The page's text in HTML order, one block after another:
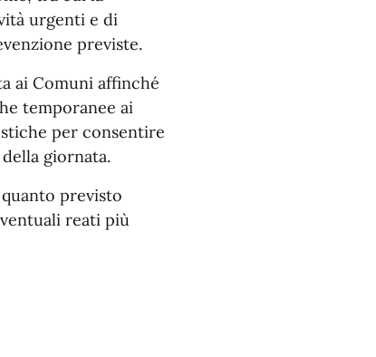
urgenti e di
previste.
ai Comuni affinché
temporanee ai
per consentire
giornata.
previsto
reati più